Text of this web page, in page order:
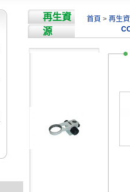
再生資
源
首頁 > 再生